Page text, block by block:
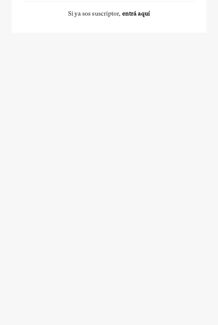
Si ya sos suscriptor, entrá aquí